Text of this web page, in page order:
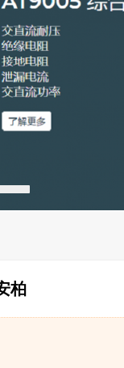
柏